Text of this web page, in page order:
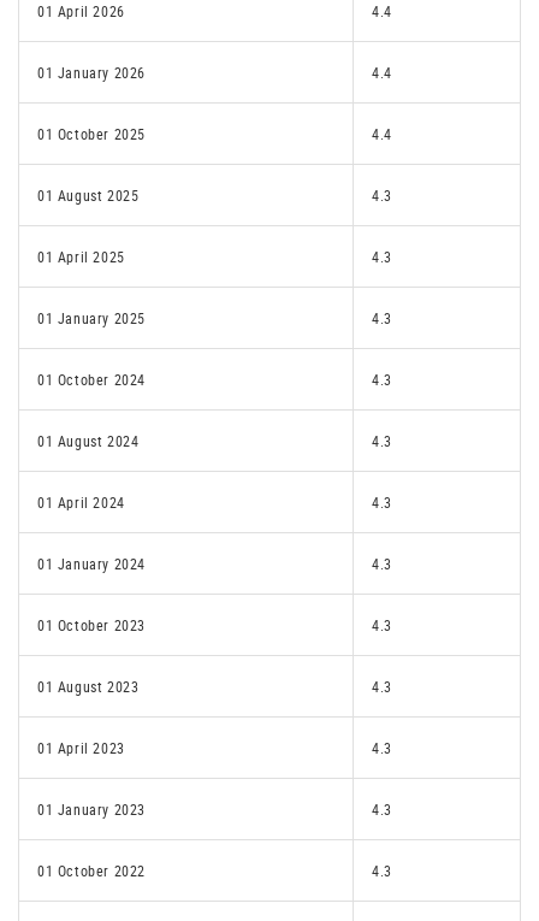
01 April 2026 4.4
01 January 2026 4.4
01 October 2025 4.4
01 August 2025 4.3
01 April 2025 4.3
01 January 2025 4.3
01 October 2024 4.3
01 August 2024 4.3
01 April 2024 4.3
01 January 2024 4.3
01 October 2023 4.3
01 August 2023 4.3
01 April 2023 4.3
01 January 2023 4.3
01 October 2022 4.3